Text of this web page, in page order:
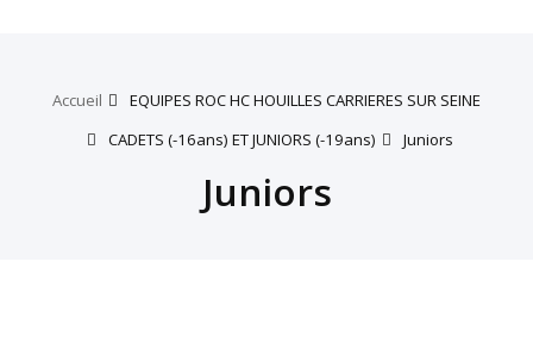
Accueil
EQUIPES ROC HC HOUILLES CARRIERES SUR SEINE
CADETS (-16ans) ET JUNIORS (-19ans)
Juniors
Juniors